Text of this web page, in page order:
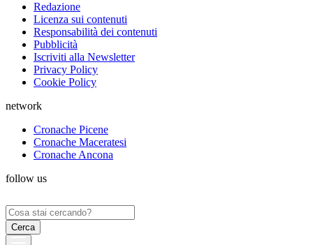
Redazione
Licenza sui contenuti
Responsabilità dei contenuti
Pubblicità
Iscriviti alla Newsletter
Privacy Policy
Cookie Policy
network
Cronache Picene
Cronache Maceratesi
Cronache Ancona
follow us
Ricerca
per: